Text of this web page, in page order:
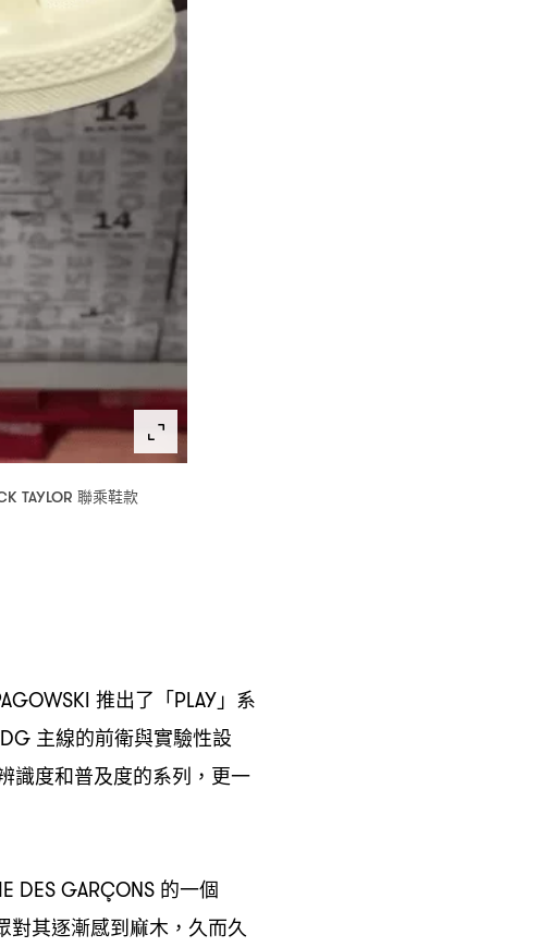
TAYLOR 聯乘鞋款
推出了「PLAY」系
主線的前衛與實驗性設
識度和普及度的系列 ， 更一
DES GARÇONS 的一個
對其逐漸感到麻木 ， 久而久